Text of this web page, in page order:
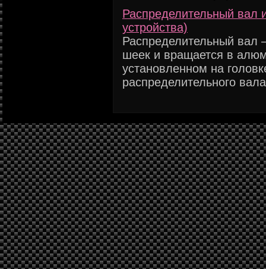
Распределительный вал
устройства)
Распределительный вал
шеек и вращается в
установленном на
распределительного